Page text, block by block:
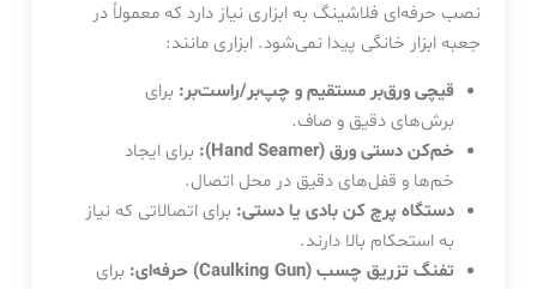
نصب حرفه‌ای فلاشینگ به ابزاری نیاز دارد که معمولاً در
جعبه ابزار خانگی پیدا نمی‌شود. ابزاری مانند:
قیچی ورق‌بر مستقیم و چپ‌بر/راست‌بر: برای
برش‌های دقیق و صاف.
خم‌کن دستی ورق (Hand Seamer):
برای ایجاد
خم‌ها و قفل‌های دقیق در محل اتصال.
دستگاه پرچ کن بادی یا دستی: برای اتصالاتی که نیاز
به استحکام بالا دارند.
تفنگ تزریق چسب (Caulking Gun) حرفه‌ای:
برای